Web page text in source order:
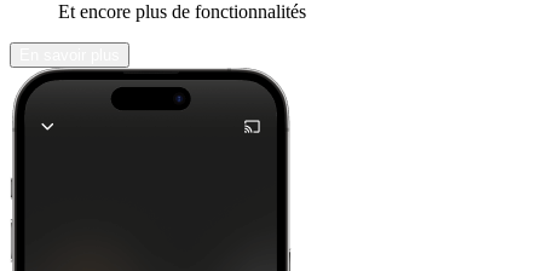
Et encore plus de fonctionnalités